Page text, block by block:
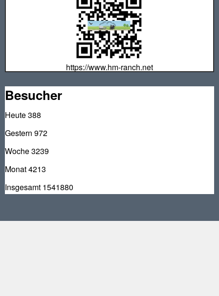
https://www.hm-ranch.net
Besucher
Heute388
Gestern 972
Woche3239
Monat4213
Insgesamt 1541880